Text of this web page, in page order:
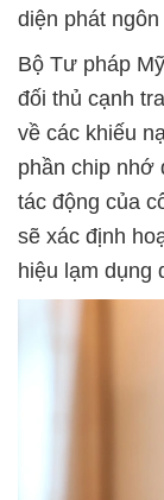
diện phát
Bộ Tư pháp
đối thủ cạnh
về các khiếu
phần chip nhớ
tác động của
sẽ xác định
hiệu lạm dụng